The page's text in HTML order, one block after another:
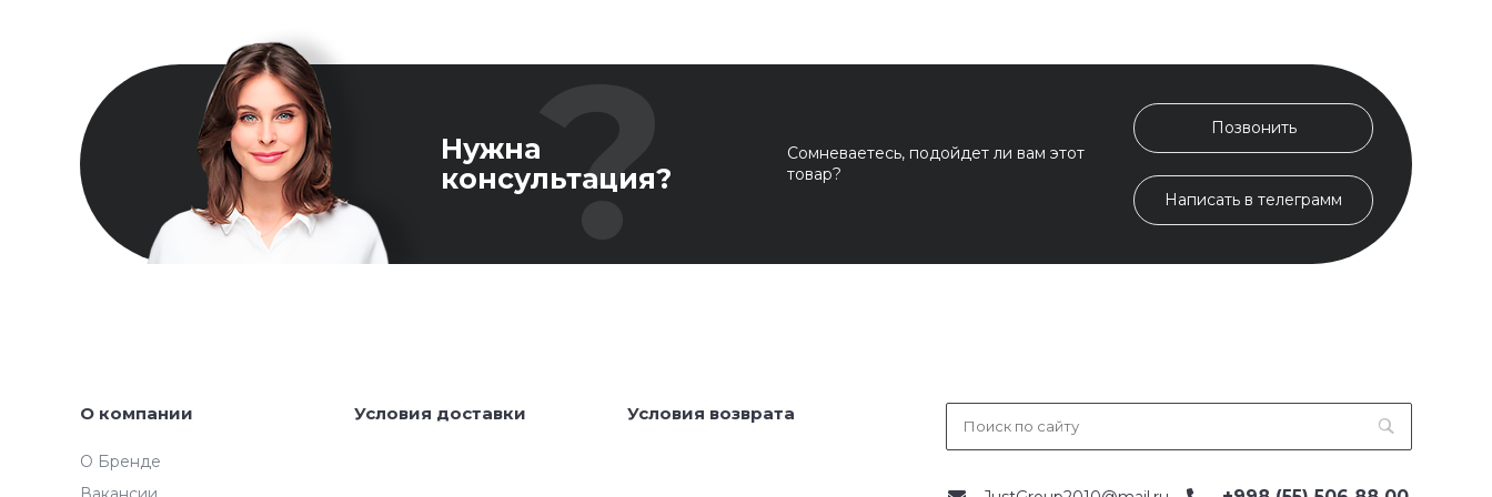
Нужна
консультация?
Сомневаетесь, подойдет ли вам этот
товар?
Позвонить
Написать в телеграмм
О компании
О Бренде
Условия доставки Условия возврата